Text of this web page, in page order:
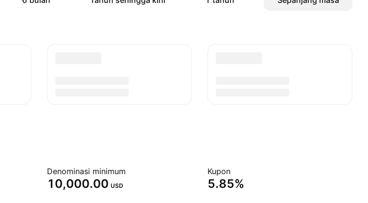
Denominasi minimum
10,000.00 USD
Kupon
5.85%